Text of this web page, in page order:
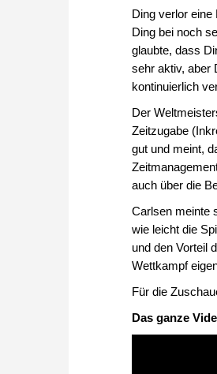
Ding verlor
Ding bei noch
glaubte, dass
sehr aktiv, aber
kontinuierlich
Der
Zeitzugabe
gut und meint,
auch über die
Carlsen meinte
wie leicht die
und den Vorteil
Wettkampf
Für die
Das ganze